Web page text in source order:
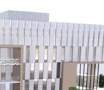
菁英